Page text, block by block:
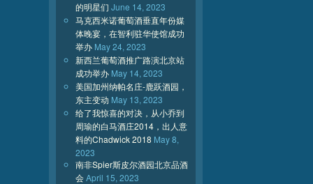
的明星们 June 14, 2023
马克西米诺葡萄酒垂直年份媒
体晚宴，在智利驻华使馆成功
举办 May 24, 2023
新西兰葡萄酒推广路演北京站
成功举办 May 14, 2023
美国加州纳帕名庄-鹿跃酒园，
东主变动 May 13, 2023
给了我惊喜的对决，从小乔到
周瑜的白马酒庄2014，出人意
料的Chadwick 2018 May 8,
2023
南非Spier斯皮尔酒园北京品酒
会April 15, 2023